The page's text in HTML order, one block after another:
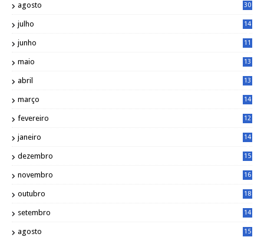
agosto 30
julho
14
junho
11
maio
13
abril
13
março
14
fevereiro
12
janeiro
14
dezembro
15
novembro
16
outubro
18
setembro
14
agosto
15